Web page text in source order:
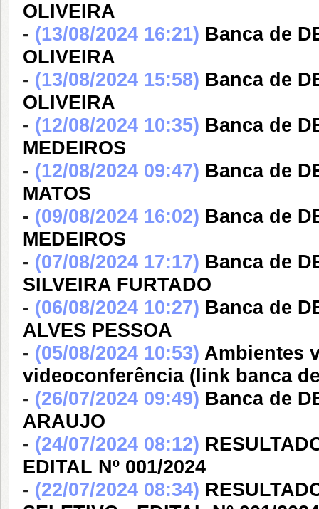
OLIVEIRA
- (13/08/2024 16:21) Banca de
OLIVEIRA
- (13/08/2024 15:58) Banca de
OLIVEIRA
- (12/08/2024 10:35) Banca de
MEDEIROS
- (12/08/2024 09:47) Banca de
MATOS
- (09/08/2024 16:02) Banca de
MEDEIROS
- (07/08/2024 17:17) Banca de
SILVEIRA FURTADO
- (06/08/2024 10:27) Banca de
ALVES PESSOA
- (05/08/2024 10:53) Ambientes
videoconferência (link banca
- (26/07/2024 09:49) Banca de
ARAUJO
- (24/07/2024 08:12)
EDITAL Nº 001/2024
- (22/07/2024 08:34)